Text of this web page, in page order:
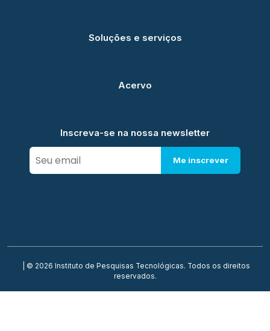
Soluções e serviços
Acervo
Inscreva-se na nossa newsletter
Me inscrever
| © 2026 Instituto de Pesquisas Tecnológicas. Todos os direitos
reservados.